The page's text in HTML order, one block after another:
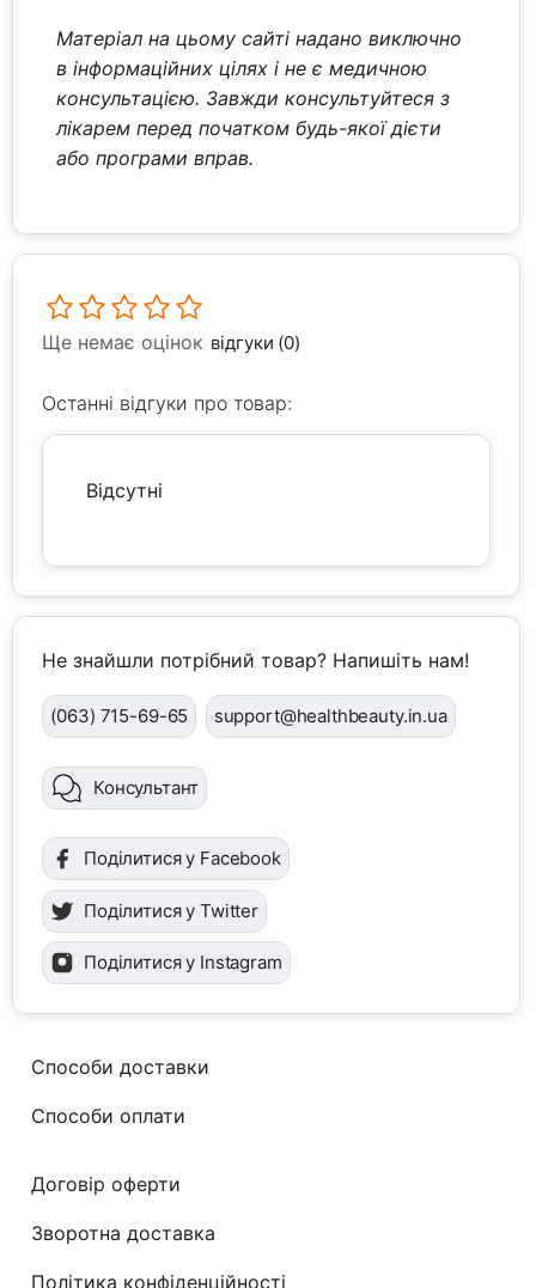
Матеріал на цьому сайті надано виключно
в інформаційних цілях і не є медичною
консультацією. Завжди консультуйтеся з
лікарем перед початком будь-якої дієти
або програми вправ.
Ще немає оцінок відгуки (0)
Останні відгуки про товар:
Відсутні
Не знайшли потрібний товар? Напишіть нам!
(063) 715-69-65 support@healthbeauty.in.ua
Консультант
Поділитися у Facebook
Поділитися у Twitter
Поділитися у Instagram
Способи доставки
Способи оплати
Договір оферти
Зворотна доставка
Політика конфіденційності